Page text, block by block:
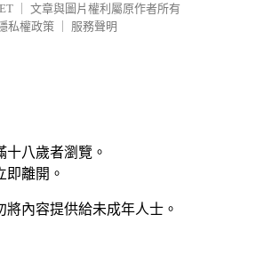
文章與圖片權利屬原作者所有
私權政策
服務聲明
八歲者瀏覽。
即離開。
內容提供給未成年人士。